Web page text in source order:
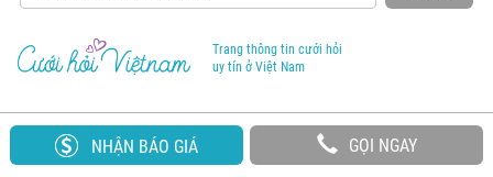
NHẬN BÁO GIÁ GỌI NGAY
Trang thông tin cưới hỏi
uy tín ở Việt Nam